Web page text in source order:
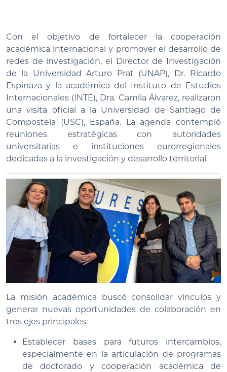
Con el objetivo de fortalecer la cooperación
académica internacional y promover el desarrollo de
redes de investigación, el Director de Investigación
de la Universidad Arturo Prat (UNAP), Dr. Ricardo
Espinaza y la académica del Instituto de Estudios
Internacionales (INTE), Dra. Camila Álvarez, realizaron
una visita oficial a la Universidad de Santiago de
Compostela (USC), España. La agenda contempló
reuniones estratégicas con autoridades
universitarias e instituciones eurorregionales
dedicadas a la investigación y desarrollo territorial.
La misión académica buscó consolidar vínculos y
generar nuevas oportunidades de colaboración en
tres ejes principales:
Establecer bases para futuros intercambios,
especialmente en la articulación de programas
de doctorado y cooperación académica de